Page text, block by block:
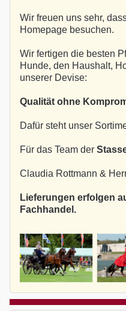
Wir freuen uns sehr,
Homepage besuchen.
Wir fertigen die besten
Hunde, den Haushalt,
unserer Devise:
Qualität ohne
Dafür steht unser
Für das Team der
Claudia Rottmann &
Lieferungen erfolgen
Fachhandel.